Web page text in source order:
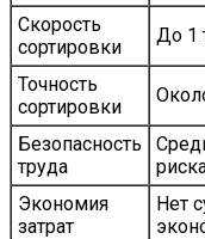
Скорость
сортировки
До 1
Точность
сортировки
Безопасность
труда
Экономия
затрат
Нет